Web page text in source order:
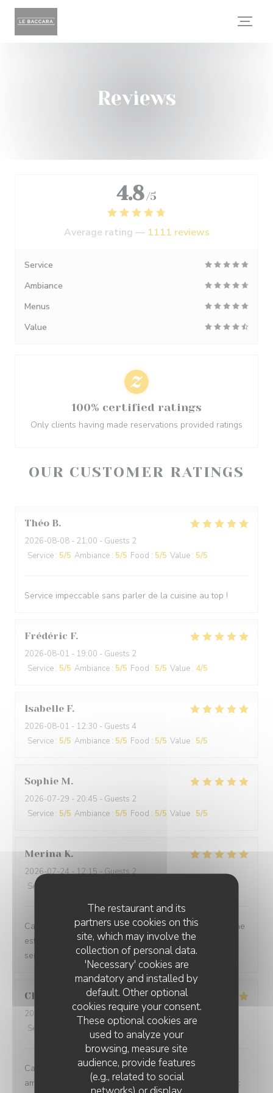
Personalizing your cookie choices
The restaurant and its
partners use cookies on this
site, which may involve the
collection of personal data.
'Necessary' cookies are
mandatory and installed by
default. Other optional
cookies require your consent.
These optional cookies are
used to analyze your
browsing, measure site
audience, provide features
(e.g., related to social
Reviews
OUR CUSTOMER RATINGS
Théo B
2026-08-08 - 21:00 - Guests 2
Service : 5/5 Ambiance : 5/5 Food : 5/5 Value : 5/5
Service impeccable sans parler de la cuisine au top !
Frédéric F
2026-08-01 - 19:00 - Guests 2
Service : 5/5 Ambiance : 5/5 Food : 5/5 Value : 4/5
Isabelle F
2026-08-01 - 12:30 - Guests 4
Service : 5/5 Ambiance : 5/5 Food : 5/5 Value : 5/5
Sophie M
2026-07-29 - 20:45 - Guests 2
Service : 5/5 Ambiance : 5/5 Food : 5/5 Value : 5/5
Merina K
2026-07-24- 12:15 - Guests 2
Service
Calme et sympa, bon ambiance, joli restaurant. La cuisine
est jolie, raffinée et délicieuse. Le comportement des
serveurs est également attentionné et agréable.
Chevalier
2026-07-27
- 12:30 - Guests 2
Service
: 5 Food
Cadre très agréable, accueil discret et chaleureux,
amabilité du serveur, repas excellent et savoureux avec
4.8 /5
Average rating — 1111 reviews
Service
Ambiance
Menus
Value
100% certified ratings
Only clients having made reservations provided ratings